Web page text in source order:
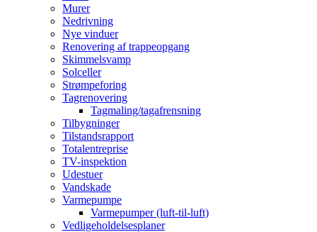
Murer
Nedrivning
Nye vinduer
Renovering af trappeopgang
Skimmelsvamp
Solceller
Strømpeforing
Tagrenovering
Tagmaling/tagafrensning
Tilbygninger
Tilstandsrapport
Totalentreprise
TV-inspektion
Udestuer
Vandskade
Varmepumpe
Varmepumper (luft-til-luft)
Vedligeholdelsesplaner